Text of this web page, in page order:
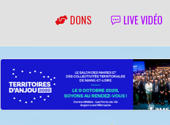
DONS LIVE VIDÉO